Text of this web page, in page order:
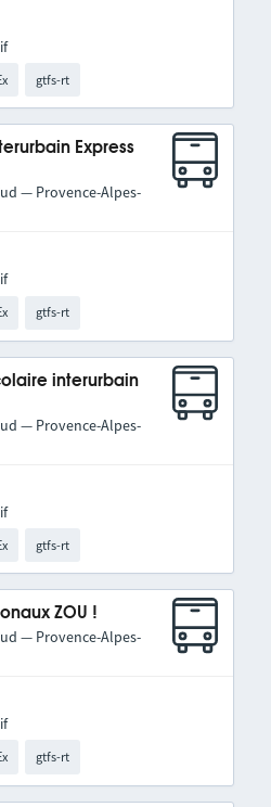
gtfs-rt
Express
— Provence-Alpes-
gtfs-rt
interurbain
— Provence-Alpes-
gtfs-rt
ZOU !
— Provence-Alpes-
gtfs-rt